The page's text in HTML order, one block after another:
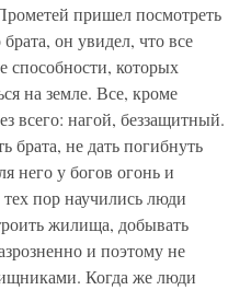
пришел посмотреть
он увидел, что все
способности, которых
на земле. Все, кроме
всего: нагой, беззащитный.
брата, не дать погибнуть
него у богов огонь и
пор научились люди
жилища, добывать
и поэтому не
Когда же люди